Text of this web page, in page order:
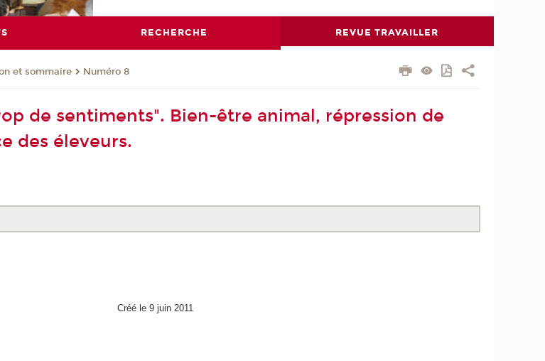
RECHERCHE REVUE TRAVAILLER
et sommaire Numéro 8
de sentiments". Bien-être animal, répression de
des éleveurs.
Créé le 9 juin 2011